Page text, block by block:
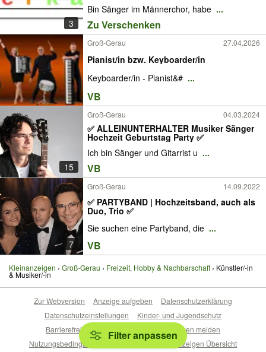
3
Bin Sänger im Männerchor, habe ...
Zu Verschenken
Groß-Gerau 27.04.2026
Pianist/in bzw. Keyboarder/in
Keyboarder/in - Pianist&# ...
VB
15
Groß-Gerau 04.03.2024
✅ ALLEINUNTERHALTER Musiker Sänger
Hochzeit Geburtstag Party ✅
Ich bin Sänger und Gitarrist u ...
VB
7
Groß-Gerau 14.09.2022
✅ PARTYBAND | Hochzeitsband, auch als
Duo, Trio ✅
Sie suchen eine Partyband, die ...
VB
Kleinanzeigen Groß-Gerau Freizeit, Hobby & Nachbarschaft Künstler/-in
& Musiker/-in
Filter anpassen
Zur Webversion Anzeige aufgeben
Datenschutzerklärung
Datenschutzeinstellungen
Kinder- und Jugendschutz
Barrierefreiheitserklärung
Sicherheitslücken melden
Nutzungsbedingungen
Beliebte Suchen Anzeigen Übersicht